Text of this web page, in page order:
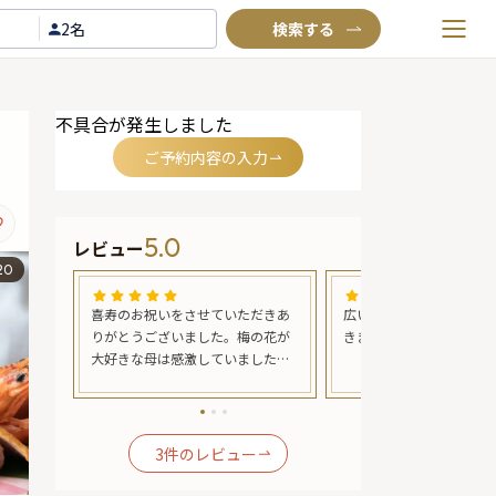
2名
TOP
よくあるご質問
お問い合わせ
不具合が発生しました
ご予約内容の入力
レビュー5.0
予約
。若
た。
喜寿のお祝いをさせていただきあ
りがとうございました。梅の花が
大好きな母は感激していました。
もしていただき本当に良い時間を
また何かある時にはぜひ利用させ
ていただきます。
広い個室でゆったりとお
きました。
3件のレビュー